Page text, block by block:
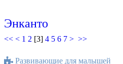
Энканто
<< < 1 2 [3] 4 5 6 7 > >>
Развивающие для малышей